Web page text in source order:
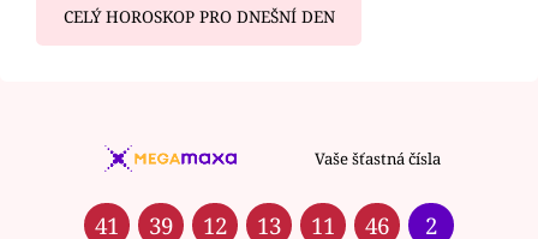
CELÝ HOROSKOP PRO DNEŠNÍ DEN
Vaše šťastná čísla
41 39 12 13 11 46 2